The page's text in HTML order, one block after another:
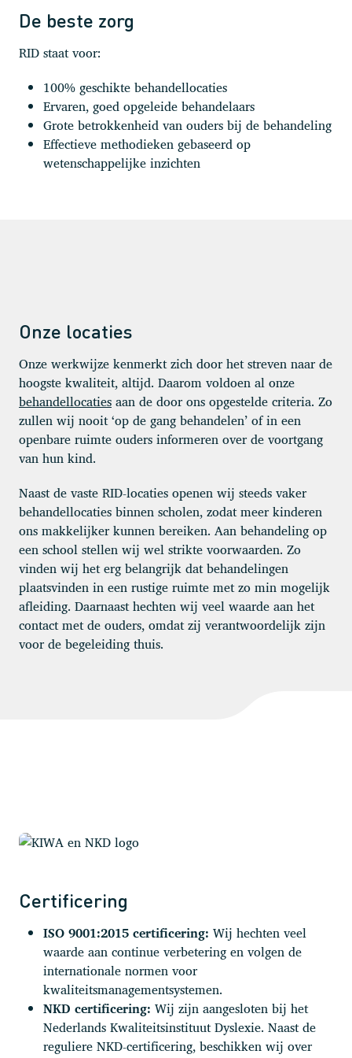
De beste zorg
RID staat voor:
100% geschikte behandellocaties
Ervaren, goed opgeleide behandelaars
Grote betrokkenheid van ouders bij de behandeling
Effectieve methodieken gebaseerd op
wetenschappelijke inzichten
Onze locaties
Onze werkwijze kenmerkt zich door het streven naar de
hoogste kwaliteit, altijd. Daarom voldoen al onze
behandellocatiesaan de door ons opgestelde criteria. Zo
zullen wij nooit ‘op de gang behandelen’ of in een
openbare ruimte ouders informeren over de voortgang
van hun kind.
Naast de vaste RID-locaties openen wij steeds vaker
behandellocaties binnen scholen, zodat meer kinderen
ons makkelijker kunnen bereiken. Aan behandeling op
een school stellen wij wel strikte voorwaarden. Zo
vinden wij het erg belangrijk dat behandelingen
plaatsvinden in een rustige ruimte met zo min mogelijk
afleiding. Daarnaast hechten wij veel waarde aan het
contact met de ouders, omdat zij verantwoordelijk zijn
voor de begeleiding thuis.
Certificering
ISO 9001:2015 certificering:Wij hechten veel
waarde aan continue verbetering en volgen de
internationale normen voor
kwaliteitsmanagementsystemen.
NKD certificering:Wij zijn aangesloten bij het
Nederlands Kwaliteitsinstituut Dyslexie. Naast de
reguliere NKD-certificering, beschikken wij over